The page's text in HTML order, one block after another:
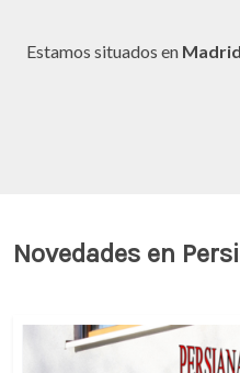
Estamos situados en Madrid
Novedades en